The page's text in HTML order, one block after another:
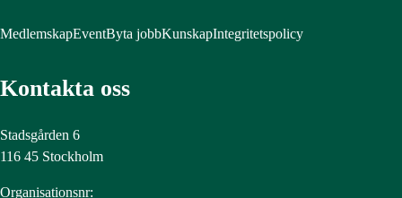
MedlemskapEventByta jobbKunskapIntegritetspolicy
Kontakta oss
Stadsgården 6
116 45 Stockholm
Organisationsnr: